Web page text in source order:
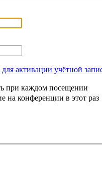
активации учётной
при каждом посещении
на конференции в этот раз